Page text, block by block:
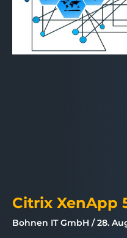
Citrix XenApp
Bohnen IT GmbH 28.